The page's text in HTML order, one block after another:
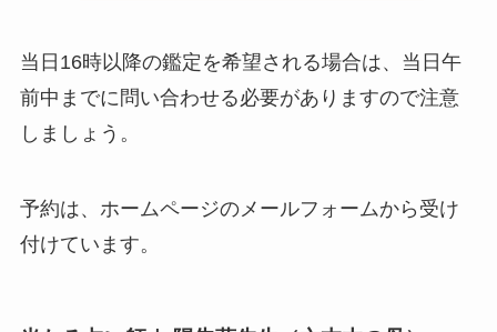
当日16時以降の鑑定を希望される場合は、当日午
前中までに問い合わせる必要がありますので注意
しましょう。
予約は、ホームページのメールフォームから受け
付けています。